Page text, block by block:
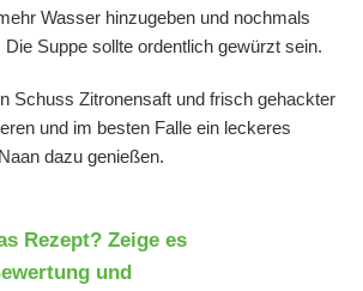
Wasser hinzugeben und nochmals
Suppe sollte ordentlich gewürzt sein.
Schuss Zitronensaft und frisch gehackter
und im besten Falle ein leckeres
dazu genießen.
Rezept? Zeige es
und